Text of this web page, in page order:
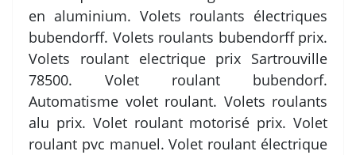
en aluminium. Volets roulants électriques
bubendorff. Volets roulants bubendorff prix.
Volets roulant electrique prix Sartrouville
78500. Volet roulant bubendorf.
Automatisme volet roulant. Volets roulants
alu prix. Volet roulant motorisé prix. Volet
roulant pvc manuel. Volet roulant électrique